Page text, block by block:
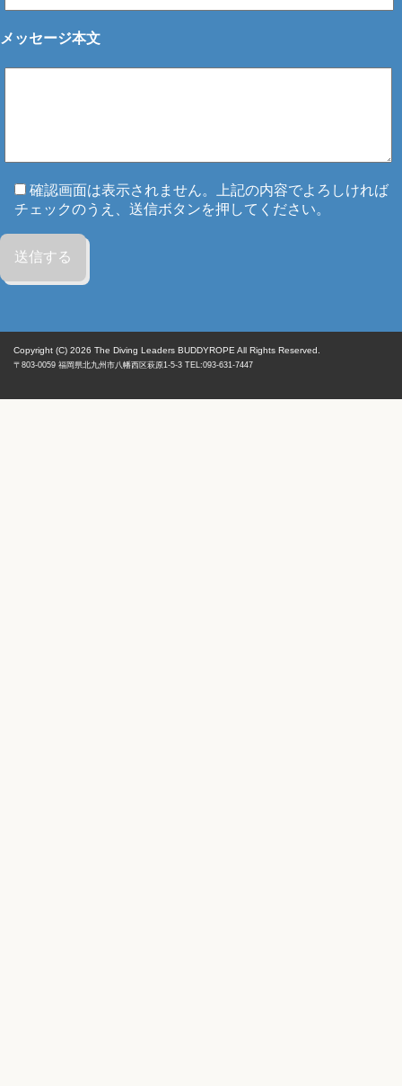
メッセージ本文
確認画面は表示されません。上記の内容でよろしければ
チェックのうえ、送信ボタンを押してください。
Copyright (C) 2026 The Diving Leaders BUDDYROPE All Rights Reserved.
〒803-0059 福岡県北九州市八幡西区萩原1-5-3 TEL:093-631-7447